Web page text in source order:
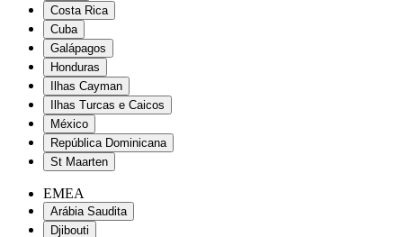
Costa Rica
Cuba
Galápagos
Honduras
Ilhas Cayman
Ilhas Turcas e Caicos
México
República Dominicana
St Maarten
EMEA
Arábia Saudita
Djibouti